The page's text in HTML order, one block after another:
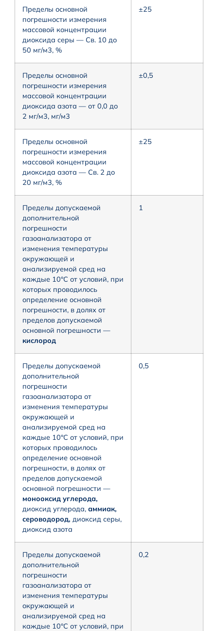
Пределы основной
погрешности измерения
массовой концентрации
диоксида серы — Св. 10 до
50 мг/м3, %
±25
Пределы основной
погрешности измерения
массовой концентрации
диоксида азота — от 0,0 до
2 мг/м3, мг/м3
±0,5
Пределы основной
погрешности измерения
массовой концентрации
диоксида азота — Св. 2 до
20 мг/м3, %
±25
Пределы допускаемой
дополнительной
погрешности
газоанализатора от
изменения температуры
окружающей и
анализируемой сред на
каждые 10°С от условий, при
которых проводилось
определение основной
погрешности, в долях от
пределов допускаемой
основной погрешности —
кислород
1
Пределы допускаемой
дополнительной
погрешности
газоанализатора от
изменения температуры
окружающей и
анализируемой сред на
каждые 10°С от условий, при
которых проводилось
определение основной
погрешности, в долях от
пределов допускаемой
основной погрешности —
монооксид углерода,
диоксид углерода, аммиак,
сероводород, диоксид серы,
диоксид азота
0,5
Пределы допускаемой
дополнительной
погрешности
газоанализатора от
изменения температуры
окружающей и
анализируемой сред на
каждые 10°С от условий, при
0,2